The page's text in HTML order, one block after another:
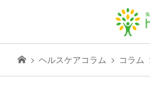
ヘルスケアコラム コラム